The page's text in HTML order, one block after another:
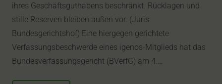
ihres Geschäftsguthabens beschränkt. Rücklagen und
stille Reserven bleiben außen vor. (Juris
Bundesgerichtshof) Eine hiergegen gerichtete
Verfassungsbeschwerde eines igenos-Mitglieds hat das
Bundesverfassungsgericht (BVerfG) am 4.…